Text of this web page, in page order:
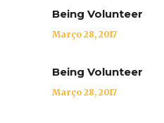
Being Volunteer
Março 28, 2017
Being Volunteer
Março 28, 2017